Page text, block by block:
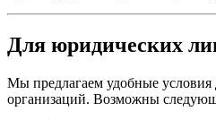
Для юридических
Мы предлагаем удобные условия
организаций. Возможны